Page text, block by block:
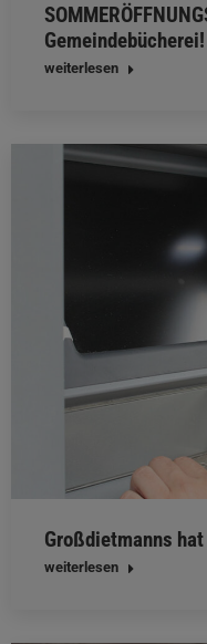
Gemeindebücherei!
weiterlesen
Großdietmanns
weiterlesen